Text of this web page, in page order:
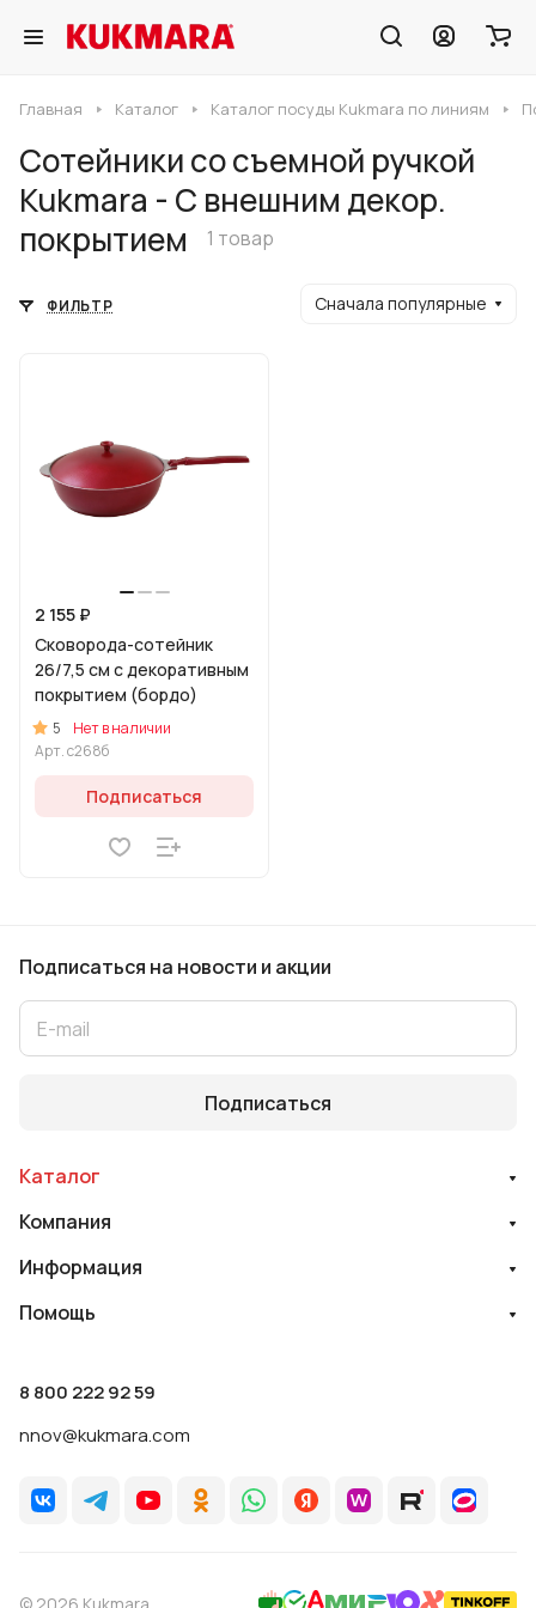
Главная Каталог Каталог посуды Kukmara по линиям
Сотейники со съемной ручкой
Kukmara - С внешним декор.
покрытием
1 товар
ФИЛЬТР Сначала популярные
2 155 ₽
Сковорода-сотейник
26/7,5 см с декоративным
покрытием (бордо)
5
Нет в наличии
Арт.с268б
Подписаться
Подписаться на новости и акции
Подписаться
Каталог
Компания
Информация
Помощь
8 800 222 92 59
nnov@kukmara.com
© 2026 Kukmara